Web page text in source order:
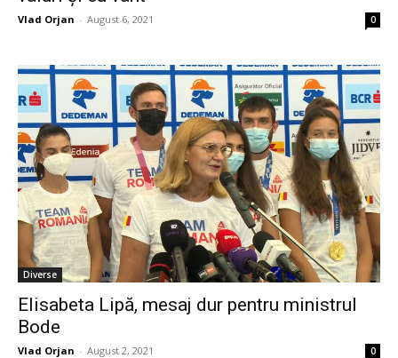
Vlad Orjan - August 6, 2021 0
Diverse
Elisabeta Lipă, mesaj dur pentru ministrul
Bode
Vlad Orjan - August 2, 2021 0